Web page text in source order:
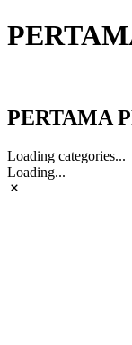
PERTAMA
Loading categories...
Loading...